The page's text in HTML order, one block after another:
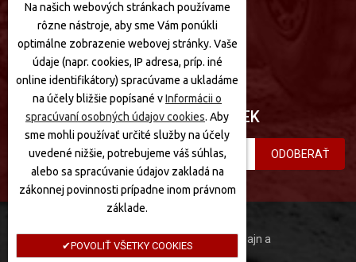
Na našich webových stránkach používame
rôzne nástroje, aby sme Vám ponúkli
optimálne zobrazenie webovej stránky. Vaše
údaje (napr. cookies, IP adresa, príp. iné
online identifikátory) spracúvame a ukladáme
na účely bližšie popísané vInformácii o
spracúvaní osobných údajov cookies. Aby
sme mohli používať určité služby na účely
uvedené nižšie, potrebujeme váš súhlas,
alebo sa spracúvanie údajov zakladá na
zákonnej povinnosti prípadne inom právnom
základe.
POVOLIŤ VŠETKY COOKIES
SLEDUJTE NÁS
PRIHLÁSIŤ SA K ODBERU NOVINIEK
ODOBERAŤ
MotoQuad © 2020 Všetky práva vyhradené. Dizajn a
programovanie: